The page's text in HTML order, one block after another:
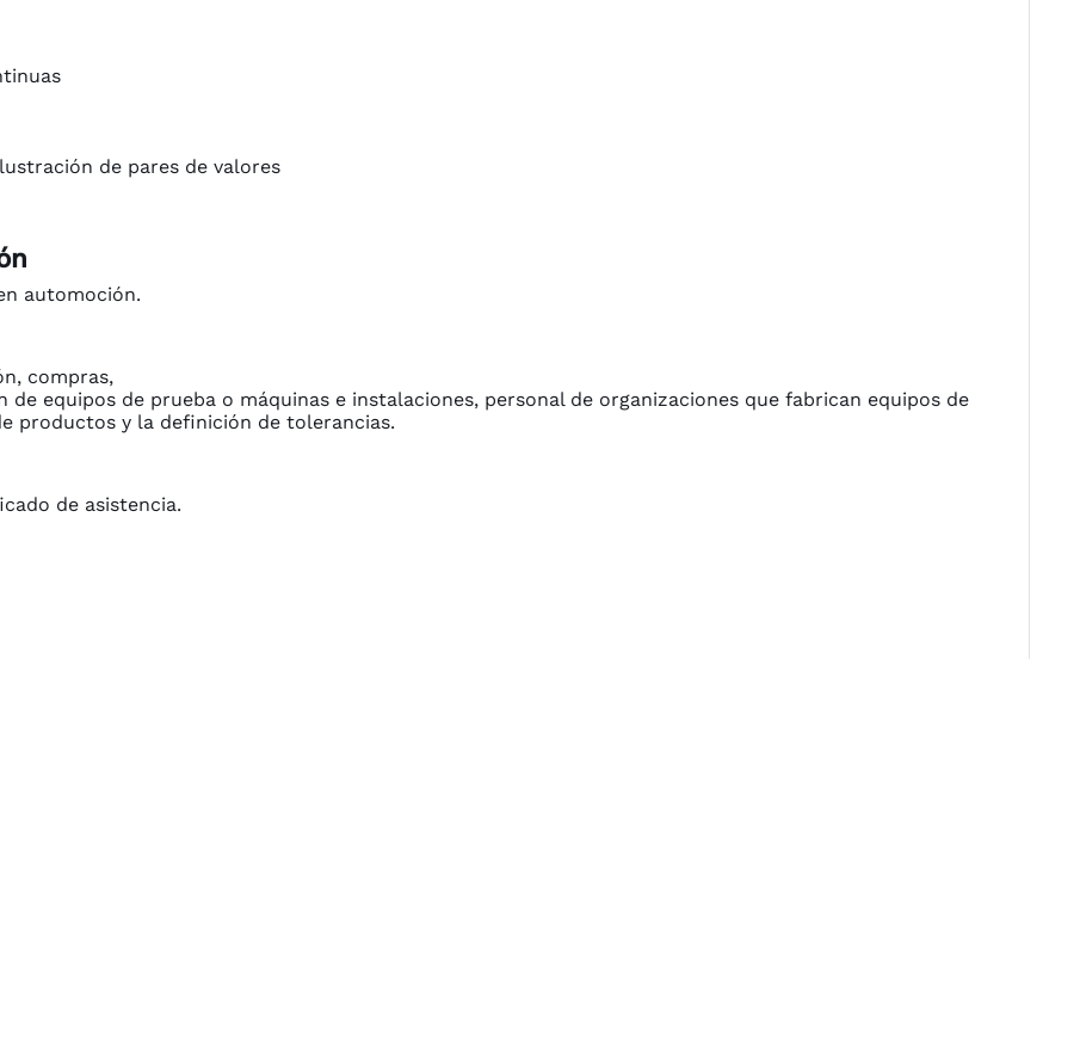
de pares de valores
automoción.
compras,
equipos de prueba o máquinas e instalaciones, personal de organizaciones que fabrican equipos de
productos y la definición de tolerancias.
de asistencia.